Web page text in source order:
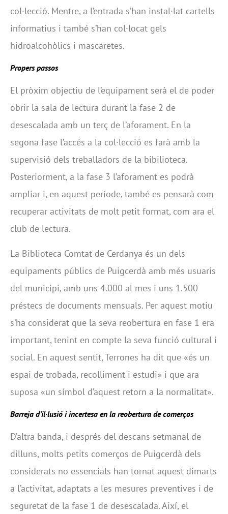
col·lecció. Mentre, a l’entrada s’han instal·lat cartells
informatius i també s’han col·locat gels
hidroalcohòlics i mascaretes.
Propers passos
El pròxim objectiu de l’equipament serà el de poder
obrir la sala de lectura durant la fase 2 de
desescalada amb un terç de l’aforament. En la
segona fase l’accés a la col·lecció es farà amb la
supervisió dels treballadors de la bibilioteca.
Posteriorment, a la fase 3 l’aforament es podrà
ampliar i, en aquest període, també es pensarà com
recuperar activitats de molt petit format, com ara el
club de lectura.
La Biblioteca Comtat de Cerdanya és un dels
equipaments públics de Puigcerdà amb més usuaris
del municipi, amb uns 4.000 al mes i uns 1.500
préstecs de documents mensuals. Per aquest motiu
s’ha considerat que la seva reobertura en fase 1 era
important, tenint en compte la seva funció cultural i
social. En aquest sentit, Terrones ha dit que «és un
espai de trobada, recolliment i estudi» i que ara
suposa «un símbol d’aquest retorn a la normalitat».
Barreja d’il·lusió i incertesa en la reobertura de comerços
D’altra banda, i després del descans setmanal de
dilluns, molts petits comerços de Puigcerdà dels
considerats no essencials han tornat aquest dimarts
a l’activitat, adaptats a les mesures preventives i de
seguretat de la fase 1 de desescalada. Així, el